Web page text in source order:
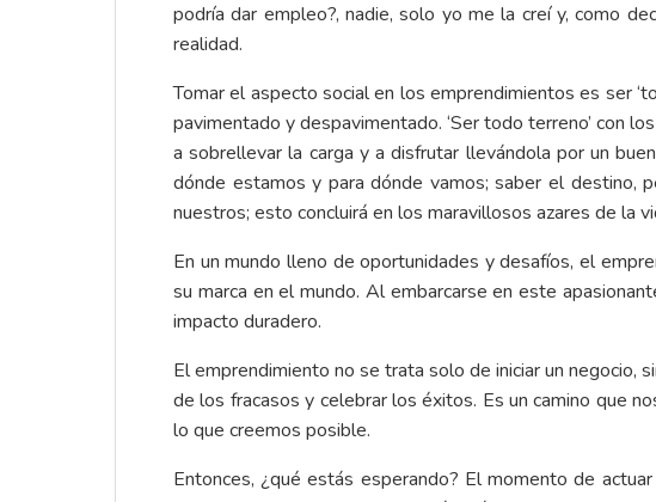
podría dar empleo?, nadie, solo yo me la creí y, como
realidad.
Tomar el aspecto social en los emprendimientos es ser
pavimentado y despavimentado. ‘Ser todo terreno’ con
a sobrellevar la carga y a disfrutar llevándola por un
dónde estamos y para dónde vamos; saber el destino,
nuestros; esto concluirá en los maravillosos azares de la
En un mundo lleno de oportunidades y desafíos, el
su marca en el mundo. Al embarcarse en este
impacto duradero.
El emprendimiento no se trata solo de iniciar un negocio,
de los fracasos y celebrar los éxitos. Es un camino que
lo que creemos posible.
Entonces, ¿qué estás esperando? El momento de